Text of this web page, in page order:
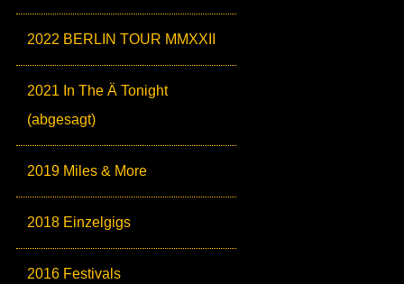
2022 BERLIN TOUR MMXXII
2021 In The Ä Tonight
(abgesagt)
2019 Miles & More
2018 Einzelgigs
2016 Festivals